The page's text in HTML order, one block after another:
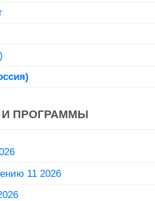
И ПРОГРАММЫ
11 2026